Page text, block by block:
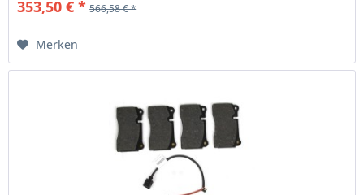
353,50 € * 566,58 € *
Merken